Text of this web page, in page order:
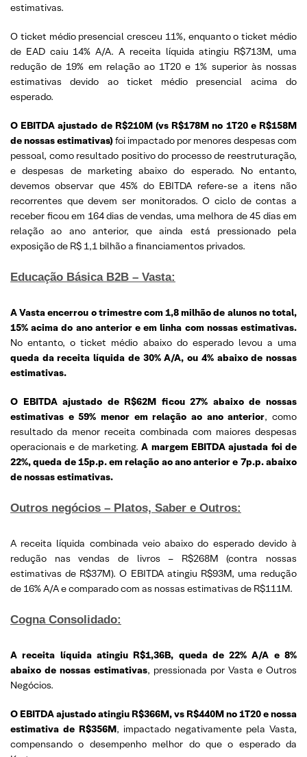
estimativas.
O ticket médio presencial cresceu 11%, enquanto o ticket médio
de EAD caiu 14% A/A. A receita líquida atingiu R$713M, uma
redução de 19% em relação ao 1T20 e 1% superior às nossas
estimativas devido ao ticket médio presencial acima do
esperado.
O EBITDA ajustado de R$210M (vs R$178M no 1T20 e R$158M
de nossas estimativas)foi impactado por menores despesas com
pessoal, como resultado positivo do processo de reestruturação,
e despesas de marketing abaixo do esperado. No entanto,
devemos observar que 45% do EBITDA refere-se a itens não
recorrentes que devem ser monitorados. O ciclo de contas a
receber ficou em 164 dias de vendas, uma melhora de 45 dias em
relação ao ano anterior, que ainda está pressionado pela
exposição de R$ 1,1 bilhão a financiamentos privados.
Educação Básica B2B – Vasta:
A Vasta encerrou o trimestre com 1,8 milhão de alunos no total,
15% acima do ano anterior e em linha com nossas estimativas.
No entanto, o ticket médio abaixo do esperado levou a uma
queda da receita líquida de 30% A/A, ou 4% abaixo de nossas
estimativas.
O EBITDA ajustado de R$62M ficou 27% abaixo de nossas
estimativas e 59% menor em relação ao ano anterior, como
resultado da menor receita combinada com maiores despesas
operacionais e de marketing.A margem EBITDA ajustada foi de
22%, queda de 15p.p. em relação ao ano anterior e 7p.p. abaixo
de nossas estimativas.
Outros negócios – Platos, Saber e Outros:
A receita líquida combinada veio abaixo do esperado devido à
redução nas vendas de livros – R$268M (contra nossas
estimativas de R$37M). O EBITDA atingiu R$93M, uma redução
de 16% A/A e comparado com as nossas estimativas de R$111M.
Cogna Consolidado:
A receita líquida atingiu R$1,36B, queda de 22% A/A e 8%
abaixo de nossas estimativas, pressionada por Vasta e Outros
Negócios.
O EBITDA ajustado atingiu R$366M, vs R$440M no 1T20 e nossa
estimativa de R$356M, impactado negativamente pela Vasta,
compensando o desempenho melhor do que o esperado da